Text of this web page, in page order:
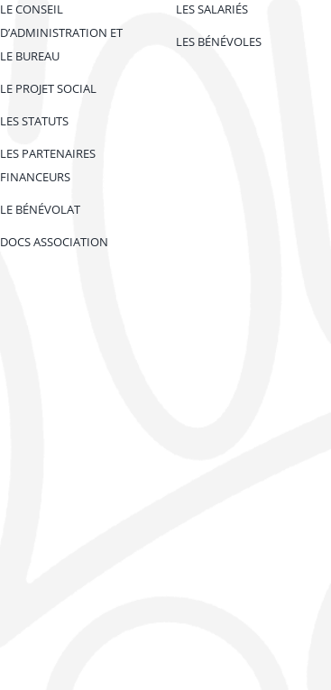
LE CONSEIL
D’ADMINISTRATION ET
LE BUREAU
LE PROJET SOCIAL
LES STATUTS
LES PARTENAIRES
FINANCEURS
LE BÉNÉVOLAT
DOCS ASSOCIATION
LES SALARIÉS
LES BÉNÉVOLES